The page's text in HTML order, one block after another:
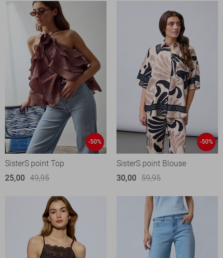
-50%
SisterS point Top
25,00 49,95
-50%
SisterS point Blouse
30,00 59,95